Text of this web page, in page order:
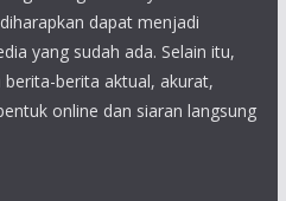
dapat menjadi
yang sudah ada. Selain itu,
berita aktual, akurat,
online dan siaran langsung